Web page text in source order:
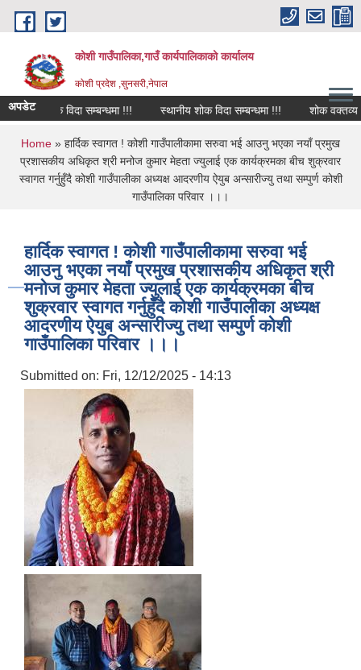
Skip to main content
कोशी गाउँपालिका,गाउँ कार्यपालिकाको कार्यालय
काेशी प्रदेश ,सुनसरी,नेपाल
अपडेटशोक विदा सम्बन्धमा !!! स्थानीय शोक विदा सम्बन्धमा !!! शोक वक्तव्य
You are here
Home » हार्दिक स्वागत ! कोशी गाउँपालीकामा सरुवा भई आउनु भएका नयाँ प्रमुख
प्रशासकीय अधिकृत श्री मनोज कुमार मेहता ज्युलाई एक कार्यक्रमका बीच शुक्रवार
स्वागत गर्नुहुँदै कोशी गाउँपालीका अध्यक्ष आदरणीय ऐयुब अन्सारीज्यु तथा सम्पुर्ण कोशी
गाउँपालिका परिवार ।।।
हार्दिक स्वागत ! कोशी गाउँपालीकामा सरुवा भई
आउनु भएका नयाँ प्रमुख प्रशासकीय अधिकृत श्री
मनोज कुमार मेहता ज्युलाई एक कार्यक्रमका बीच
शुक्रवार स्वागत गर्नुहुँदै कोशी गाउँपालीका अध्यक्ष
आदरणीय ऐयुब अन्सारीज्यु तथा सम्पुर्ण कोशी
गाउँपालिका परिवार ।।।
Submitted on: Fri, 12/12/2025 - 14:13